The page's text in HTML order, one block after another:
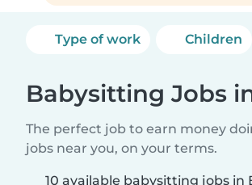
Type of work Children
Babysitting Jobs
The perfect job to earn money
jobs near you, on your terms.
10 available babysitting jobs in